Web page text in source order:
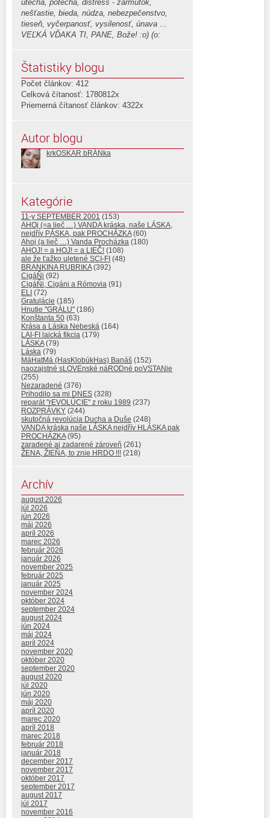
útecha, potecha, distress - zármutok,
nešťastie, bieda, núdza, nebezpečenstvo,
tieseň, vyčerpanosť, vysilenosť, únava ...
VEĽKÁ VĎAKA TI, PANE, Bože! :o) (o:
Štatistiky blogu
Počet článkov: 412
Celková čítanosť: 1780812x
Priemerná čítanosť článkov: 4322x
Autor blogu
krkOSKAR bRÁNka
Kategórie
11-y SEPTEMBER 2001 (153)
AHOj (=a lieč …) VANDA kráska, naše LÁSKA,
nejdřív PÁSKA, pak PROCHÁZKA(60)
Ahoj (a lieč …) Vanda Procházka (180)
AHOJ! = a HOJ! = a LIEČ! (108)
ale že ťažko uletené SCI-FI (48)
BRANKINA RUBRIKA(392)
CigáŇi (92)
CigáŇi, Cigáni a Rómovia (91)
ELI (72)
Gratulácie (185)
Hnutie "GRÁLU" (186)
Konštanta 50 (63)
Krása a Láska Nebeská (164)
LAI-FI laická fikcia (179)
LÁSKA(79)
Láska (79)
MáHatMá (HasKlobúkHas) Banáš (152)
naozajstné sLOVEnské náRODné poVSTANie
(255)
Nezaradené (376)
Prihodilo sa mi DNES (328)
reparát "rEVOLÚCIE" z roku 1989 (237)
ROZPRÁVKY (244)
skutočná revolúcia Ducha a Duše (248)
VANDA kráska naše LÁSKA nejdřív HLÁSKA pak
PROCHÁZKA(95)
zaradené aj zadarené zároveň (261)
ŽENA, ŽIEŇA, to znie HRDO !!! (218)
Archív
august 2026
júl 2026
jún 2026
máj 2026
apríl 2026
marec 2026
február 2026
január 2026
november 2025
február 2025
január 2025
november 2024
október 2024
september 2024
august 2024
jún 2024
máj 2024
apríl 2024
november 2020
október 2020
september 2020
august 2020
júl 2020
jún 2020
máj 2020
apríl 2020
marec 2020
apríl 2018
marec 2018
február 2018
január 2018
december 2017
november 2017
október 2017
september 2017
august 2017
júl 2017
november 2016